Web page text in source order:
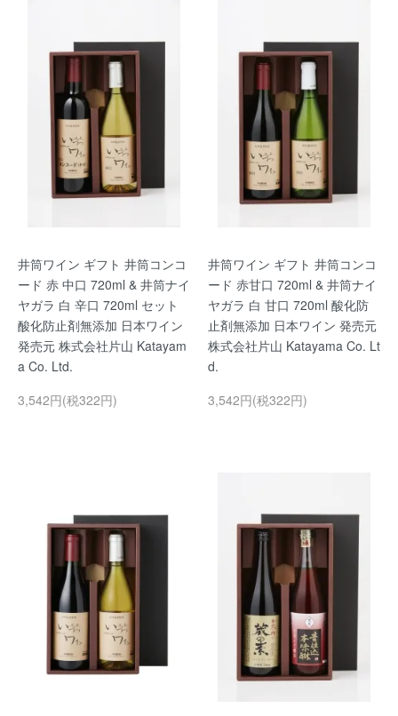
井筒ワイン ギフト 井筒コンコ
ード 赤 中口 720ml & 井筒ナイ
ヤガラ 白 辛口 720ml セット
酸化防止剤無添加 日本ワイン
発売元 株式会社片山 Katayam
a Co. Ltd.
3,542円(税322円)
井筒ワイン ギフト 井筒コンコ
ード 赤甘口 720ml & 井筒ナイ
ヤガラ 白 甘口 720ml 酸化防
止剤無添加 日本ワイン 発売元
株式会社片山 Katayama Co. Lt
d.
3,542円(税322円)